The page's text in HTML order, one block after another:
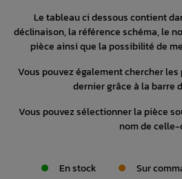
Le tableau ci dessous contient
déclinaison, la référence schéma, le
pièce ainsi que la possibilité de
Vous pouvez également chercher
dernier grâce à la barre
Vous pouvez sélectionner la pièce
nom de celle-
En stock
Sur